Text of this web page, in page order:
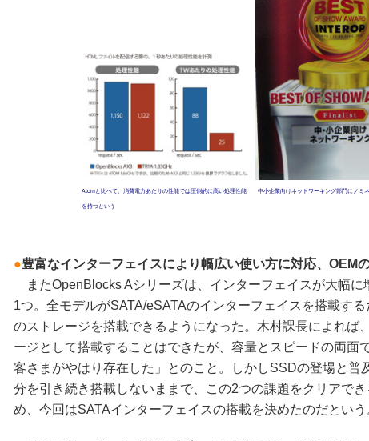
Atomと比べて、消費電力あたりの性能では圧倒的に高い処理性能
を持つという
中小企業向けネットワーキング部門にノミ
●豊富なインターフェイスにより幅広い使い方に対応、OEM
またOpenBlocks Aシリーズは、インターフェイスが大幅に
1つ。全モデルがSATA/eSATAのインターフェイスを搭載す
のストレージを搭載できるようになった。木村課長によれば
ージとして搭載することはできたが、容量とスピードの両面
客さまがやはり存在した」とのこと。しかしSSDの登場と普
分を引き続き搭載しないままで、この2つの課題をクリアで
め、今回はSATAインターフェイスの搭載を決めたのだという